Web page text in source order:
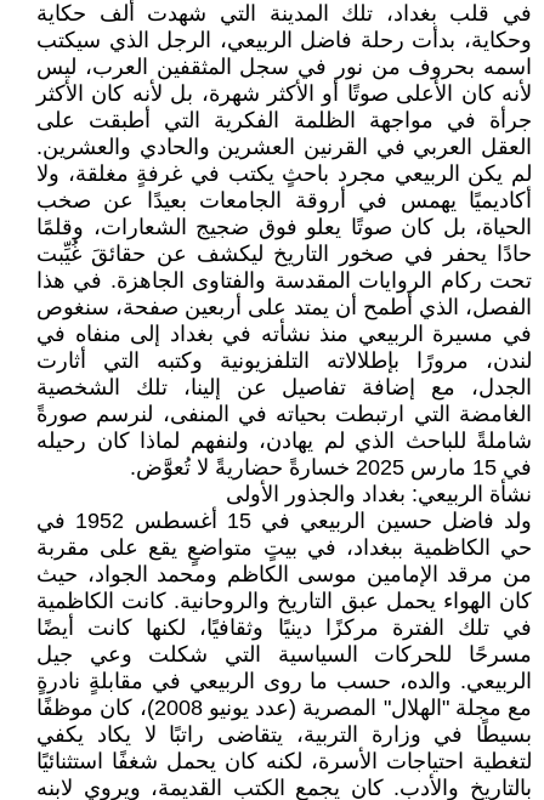
في قلب بغداد، تلك المدينة التي شهدت ألف حكاية
وحكاية، بدأت رحلة فاضل الربيعي، الرجل الذي سيكتب
اسمه بحروف من نور في سجل المثقفين العرب، ليس
لأنه كان الأعلى صوتًا أو الأكثر شهرة، بل لأنه كان الأكثر
جرأة في مواجهة الظلمة الفكرية التي أطبقت على
العقل العربي في القرنين العشرين والحادي والعشرين.
لم يكن الربيعي مجرد باحثٍ يكتب في غرفةٍ مغلقة، ولا
أكاديميًا يهمس في أروقة الجامعات بعيدًا عن صخب
الحياة، بل كان صوتًا يعلو فوق ضجيج الشعارات، وقلمًا
حادًا يحفر في صخور التاريخ ليكشف عن حقائقَ غُيِّبت
تحت ركام الروايات المقدسة والفتاوى الجاهزة. في هذا
الفصل، الذي أطمح أن يمتد على أربعين صفحة، سنغوص
في مسيرة الربيعي منذ نشأته في بغداد إلى منفاه في
لندن، مرورًا بإطلالاته التلفزيونية وكتبه التي أثارت
الجدل، مع إضافة تفاصيل عن إلينا، تلك الشخصية
الغامضة التي ارتبطت بحياته في المنفى، لنرسم صورةً
شاملةً للباحث الذي لم يهادن، ولنفهم لماذا كان رحيله
في 15 مارس 2025 خسارةً حضاريةً لا تُعوَّض.
نشأة الربيعي: بغداد والجذور الأولى
ولد فاضل حسين الربيعي في 15 أغسطس 1952 في
حي الكاظمية ببغداد، في بيتٍ متواضعٍ يقع على مقربة
من مرقد الإمامين موسى الكاظم ومحمد الجواد، حيث
كان الهواء يحمل عبق التاريخ والروحانية. كانت الكاظمية
في تلك الفترة مركزًا دينيًا وثقافيًا، لكنها كانت أيضًا
مسرحًا للحركات السياسية التي شكلت وعي جيل
الربيعي. والده، حسب ما روى الربيعي في مقابلةٍ نادرةٍ
مع مجلة "الهلال" المصرية (عدد يونيو 2008)، كان موظفًا
بسيطًا في وزارة التربية، يتقاضى راتبًا لا يكاد يكفي
لتغطية احتياجات الأسرة، لكنه كان يحمل شغفًا استثنائيًا
بالتاريخ والأدب. كان يجمع الكتب القديمة، ويروي لابنه